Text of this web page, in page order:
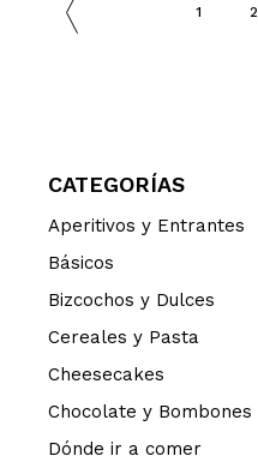
1 2
CATEGORÍAS
Aperitivos y Entrantes
Básicos
Bizcochos y Dulces
Cereales y Pasta
Cheesecakes
Chocolate y Bombones
Dónde ir a comer